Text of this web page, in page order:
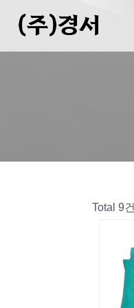
(주)경서
Total 9건